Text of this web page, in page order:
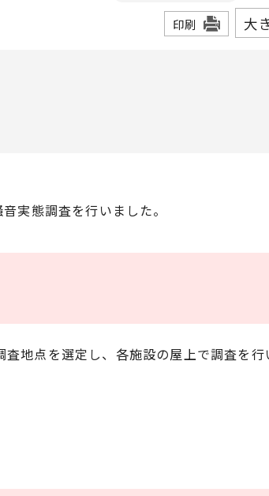
印刷 大
実態調査を行いました。
地点を選定し、各施設の屋上で調査を行